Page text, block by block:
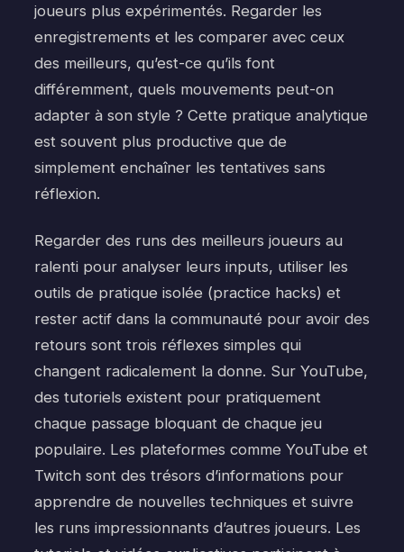
joueurs plus expérimentés. Regarder les
enregistrements et les comparer avec ceux
des meilleurs, qu’est-ce qu’ils font
différemment, quels mouvements peut-on
adapter à son style ? Cette pratique analytique
est souvent plus productive que de
simplement enchaîner les tentatives sans
réflexion.
Regarder des runs des meilleurs joueurs au
ralenti pour analyser leurs inputs, utiliser les
outils de pratique isolée (practice hacks) et
rester actif dans la communauté pour avoir des
retours sont trois réflexes simples qui
changent radicalement la donne. Sur YouTube,
des tutoriels existent pour pratiquement
chaque passage bloquant de chaque jeu
populaire. Les plateformes comme YouTube et
Twitch sont des trésors d’informations pour
apprendre de nouvelles techniques et suivre
les runs impressionnants d’autres joueurs. Les